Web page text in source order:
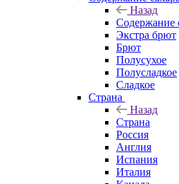
Назад
Содержание
Экстра брют
Брют
Полусухое
Полусладкое
Сладкое
Страна
Назад
Страна
Россия
Англия
Испания
Италия